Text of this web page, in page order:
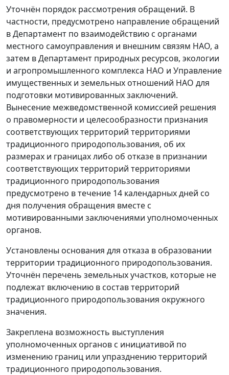
Уточнён порядок рассмотрения обращений. В
частности, предусмотрено направление обращений
в Департамент по взаимодействию с органами
местного самоуправления и внешним связям НАО, а
затем в Департамент природных ресурсов, экологии
и агропромышленного комплекса НАО и Управление
имущественных и земельных отношений НАО для
подготовки мотивированных заключений.
Вынесение межведомственной комиссией решения
о правомерности и целесообразности признания
соответствующих территорий территориями
традиционного природопользования, об их
размерах и границах либо об отказе в признании
соответствующих территорий территориями
традиционного природопользования
предусмотрено в течение 14 календарных дней со
дня получения обращения вместе с
мотивированными заключениями уполномоченных
органов.
Установлены основания для отказа в образовании
территории традиционного природопользования.
Уточнён перечень земельных участков, которые не
подлежат включению в состав территорий
традиционного природопользования окружного
значения.
Закреплена возможность выступления
уполномоченных органов с инициативой по
изменению границ или упразднению территорий
традиционного природопользования.